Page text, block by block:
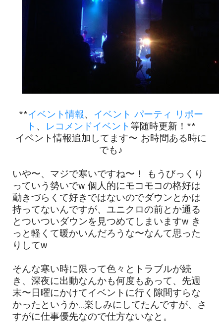
**イベント情報、 イベント パーティ リポー
ト 、 レコメンドイベント等随時更新！**
イベント情報追加してます〜 お時間ある時に
でも♪
いや〜、マジで寒いですね〜！ もうびっくり
っていう勢いでw 個人的にモコモコの格好は
動きづらくて好きではないのでダウンとかは
持ってないんですが、ユニクロの前とか通る
とついついダウンを見つめてしまいますw き
っと軽くて暖かいんだろうな〜なんて思った
りしてw
そんな寒い時に限って色々とトラブルが続
き、深夜に出動なんかも何度もあって、先週
末〜日曜にかけてイベントに行く隙間すらな
かったというか...楽しみにしてたんですが、さ
すがに仕事優先なので仕方ないなと。